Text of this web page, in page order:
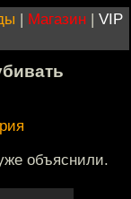
| Магазин | VIP
объяснили.